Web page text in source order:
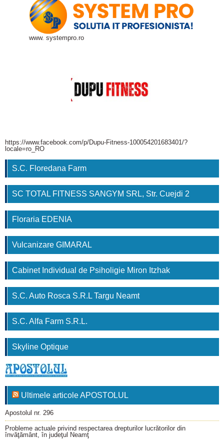
www. systempro.ro
https://www.facebook.com/p/Dupu-Fitness-100054201683401/?
locale=ro_RO
S.C. Floredana Farm
SC TOTAL FITNESS SANGYM SRL, Str. Cuejdi 2
Floraria EDENIA
Vulcanizare GIMARAL
Cabinet Individual de Psiholigie Miron Itzhak
S.C. Auto Rosca S.R.L Targu Neamt
S.C. Alfa Farm S.R.L.
Skyline Optique
Ultimele articole APOSTOLUL
Apostolul nr. 296
Probleme actuale privind respectarea drepturilor lucrătorilor din
învăţământ, în judeţul Neamţ